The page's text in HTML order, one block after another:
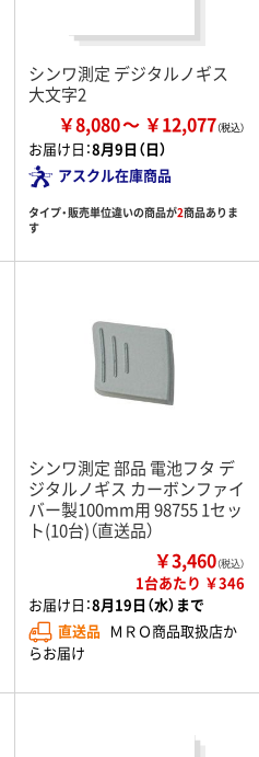
シンワ測定 デジタルノギス
大文字2
￥8,080 ￥12,077
お届け日：8月9日（日）
アスクル在庫商品
タイプ・販売単位違いの商品が2商品ありま
す
シンワ測定 部品 電池フタ デ
ジタルノギス カーボンファイ
バー製100mm用 98755 1セッ
ト(10台)（直送品）
￥3,460（税込）
1台あたり ￥346
お届け日：8月19日（水）まで
直送品 ＭＲＯ商品取扱店か
らお届け